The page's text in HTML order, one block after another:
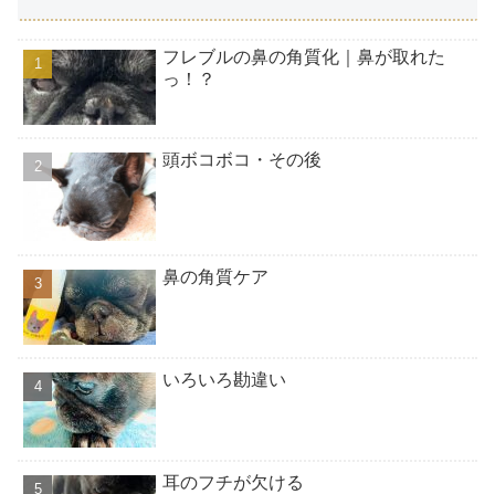
フレブルの鼻の角質化｜鼻が取れた
っ！？
頭ボコボコ・その後
鼻の角質ケア
いろいろ勘違い
耳のフチが欠ける